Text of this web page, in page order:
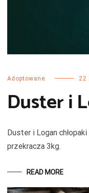
Adoptowane 22
Duster i
Duster i Logan
przekracza 3kg.
READ MORE